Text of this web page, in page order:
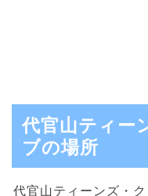
代官山ティー
ブの場所
代官山ティーンズ・